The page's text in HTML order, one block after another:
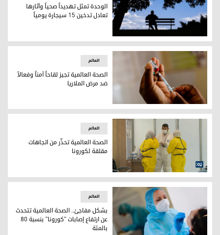
الوحدة تمثل تهديداً صحياً وآثارها تعادل تدخين 15 سيجارة يومياً
الوحدة تمثل تهديداً صحياً وآثارها
تعادل تدخين 15 سيجارة يومياً
الصحة العالمية تجيز لقاحاً آمناً وفعالاً ضد مرض الملاريا
العالم
الصحة العالمية تجيز لقاحاً آمناً وفعالاً
ضد مرض الملاريا
الصحة العالمية تحذّر من اتجاهات مقلقة لكورونا
العالم
الصحة العالمية تحذّر من اتجاهات
مقلقة لكورونا
العالم
بشكل مفاجئ.. الصحة العالمية تتحدث
عن ارتفاع إصابات "كورونا" بنسبة 80
بالمئة